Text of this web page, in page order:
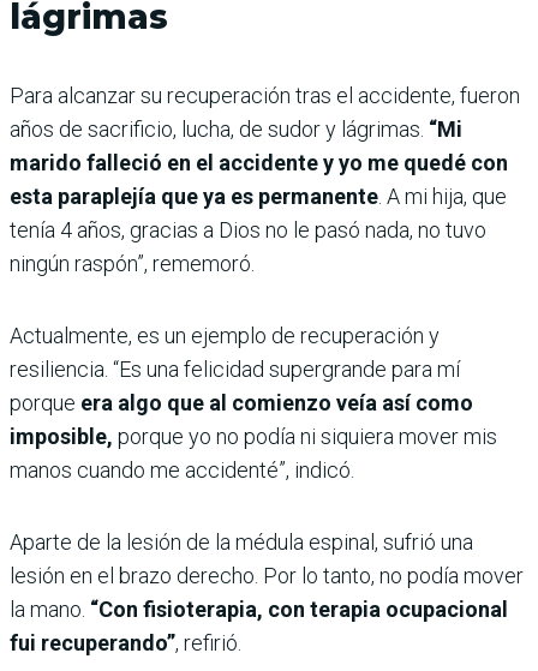
lágrimas
Para alcanzar su recuperación tras el accidente, fueron
años de sacrificio, lucha, de sudor y lágrimas. “Mi
marido falleció en el accidente y yo me quedé con
esta paraplejía que ya es permanente . A mi hija, que
tenía 4 años, gracias a Dios no le pasó nada, no tuvo
ningún raspón”, rememoró.
Actualmente, es un ejemplo de recuperación y
resiliencia. “Es una felicidad supergrande para mí
porque era algo que al comienzo veía así como
imposible, porque yo no podía ni siquiera mover mis
manos cuando me accidenté”, indicó.
Aparte de la lesión de la médula espinal, sufrió una
lesión en el brazo derecho. Por lo tanto, no podía mover
la mano. “Con fisioterapia, con terapia ocupacional
fui recuperando”, refirió.